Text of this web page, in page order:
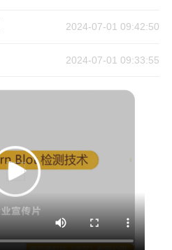
2024-07-01 09:42:50
2024-07-01 09:33:55